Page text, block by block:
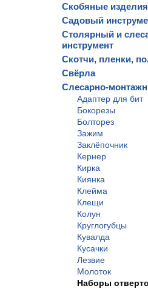
Скобяные изделия
Садовый
Столярный и
инструмент
Скотчи, пленки,
Свёрла
Слесарно-
Адаптер для бит
Бокорезы
Болторез
Зажим
Заклёпочник
Кернер
Кирка
Киянка
Клейма
Клещи
Колун
Круглогубцы
Кувалда
Кусачки
Лезвие
Молоток
Наборы